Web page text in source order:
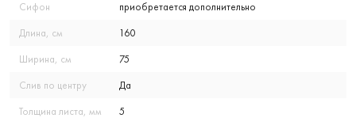
Сифон приобретается дополнительно
Длина, см 160
Ширина, см 75
Слив по центру Да
Толщина листа, мм 5